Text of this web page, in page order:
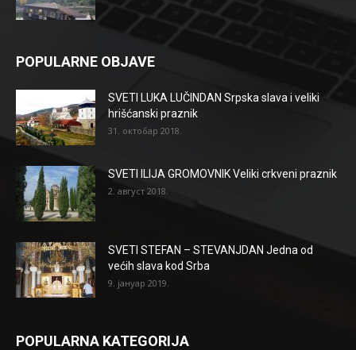
POPULARNE OBJAVE
SVETI LUKA LUČINDAN Srpska slava i veliki
hrišćanski praznik
31. октобар 2018.
SVETI ILIJA GROMOVNIK Veliki crkveni praznik
2. август 2018.
SVETI STEFAN – STEVANJDAN Jedna od
većih slava kod Srba
9. јануар 2019.
POPULARNA KATEGORIJA